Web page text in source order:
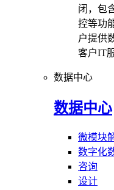
闭，包
控等功
户提供
客户IT
数据中心
数据中心
微模块
数字化
咨询
设计